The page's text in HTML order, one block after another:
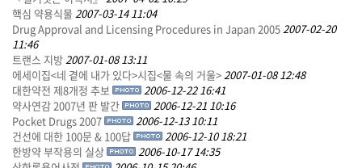
핵심 약용식물 2007-03-14 11:04
Drug Approval and Licensing Procedures in Japan 20052007-02-20
11:46
트랜스 지방2007-01-08 13:11
에세이집<네 곁에 내가 있다>시집<물 속의 거울>2007-01-08 12:48
대한약전 제8개정 추보
2006-12-22 16:41
약사연감 2007년 판 발간
2006-12-21 10:16
Pocket Drugs 2007
2006-12-13 10:11
건선에 대한 100문 & 100답
2006-12-10 18:21
한방약 부작용의 실상
2006-10-17 14:35